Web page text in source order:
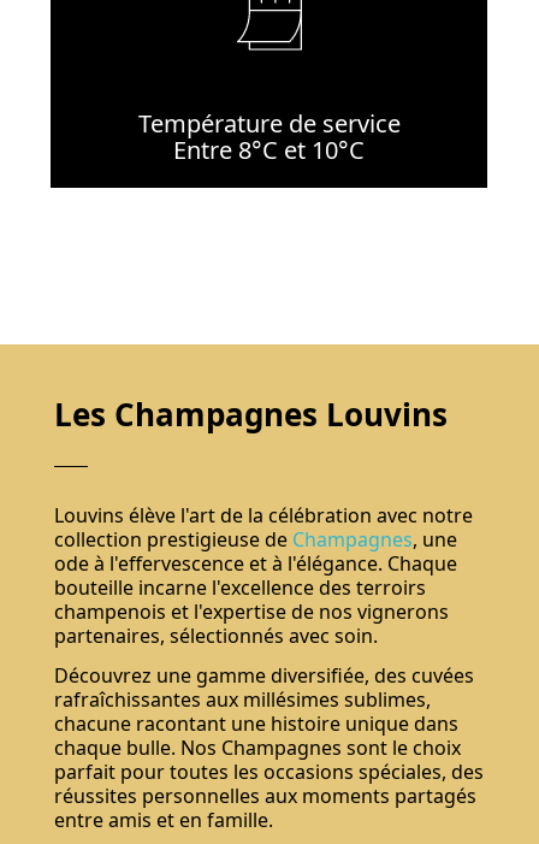
Température de service
Entre 8°C et 10°C
Les Champagnes Louvins
Louvins élève l'art de la célébration avec notre
collection prestigieuse de Champagnes, une
ode à l'effervescence et à l'élégance. Chaque
bouteille incarne l'excellence des terroirs
champenois et l'expertise de nos vignerons
partenaires, sélectionnés avec soin.
Découvrez une gamme diversifiée, des cuvées
rafraîchissantes aux millésimes sublimes,
chacune racontant une histoire unique dans
chaque bulle. Nos Champagnes sont le choix
parfait pour toutes les occasions spéciales, des
réussites personnelles aux moments partagés
entre amis et en famille.